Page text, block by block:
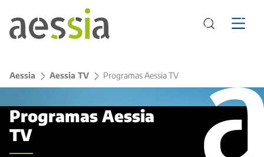
Aessia > Aessia TV > Programas Aessia TV
Programas Aessia
TV